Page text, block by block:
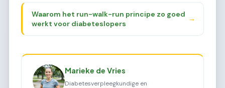
Waarom het run-walk-run principe zo goed
werkt voor diabeteslopers
→
Marieke de Vries
Diabetesverpleegkundige en